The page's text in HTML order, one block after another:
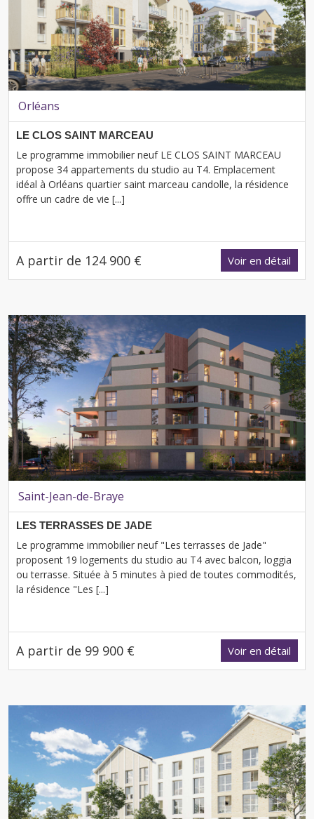
Orléans
LE CLOS SAINT MARCEAU
Le programme immobilier neuf LE CLOS SAINT MARCEAU
propose 34 appartements du studio au T4. Emplacement
idéal à Orléans quartier saint marceau candolle, la résidence
offre un cadre de vie [...]
A partir de 124 900 € Voir en détail
Saint-Jean-de-Braye
LES TERRASSES DE JADE
Le programme immobilier neuf "Les terrasses de Jade"
proposent 19 logements du studio au T4 avec balcon, loggia
ou terrasse. Située à 5 minutes à pied de toutes commodités,
la résidence "Les [...]
A partir de 99 900 € Voir en détail